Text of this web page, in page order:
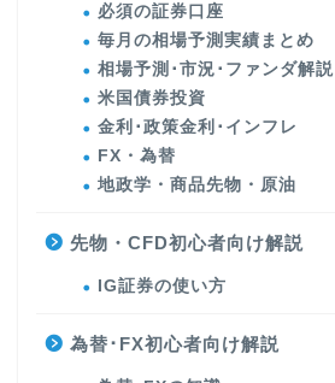
必須の証券口座
毎月の相場予測実績まとめ
相場予測･市況･ファンダ解説
米国債券投資
金利･政策金利･インフレ
FX・為替
地政学・商品先物・原油
先物・CFD初心者向け解説
IG証券の使い方
為替･FX初心者向け解説